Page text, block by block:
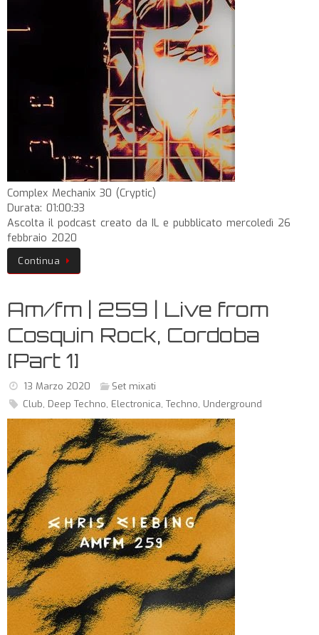
Complex Mechanix 30 (Cryptic)
Durata: 01:00:33
Ascolta il podcast creato da IL e pubblicato mercoledì 26
febbraio 2020
Continua
Am/fm | 259 | Live from
Cosquin Rock, Cordoba
[Part 1]
13 Marzo 2020
Set mixati
Club, Deep Techno, Electronica, Techno, Underground